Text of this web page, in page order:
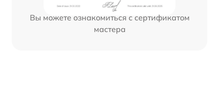
Вы можете ознакомиться с сертификатом
мастера